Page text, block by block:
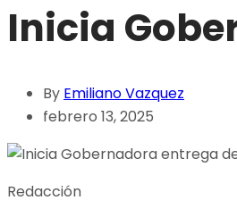
Inicia
By Emiliano Vazquez
febrero 13, 2025
Redacción